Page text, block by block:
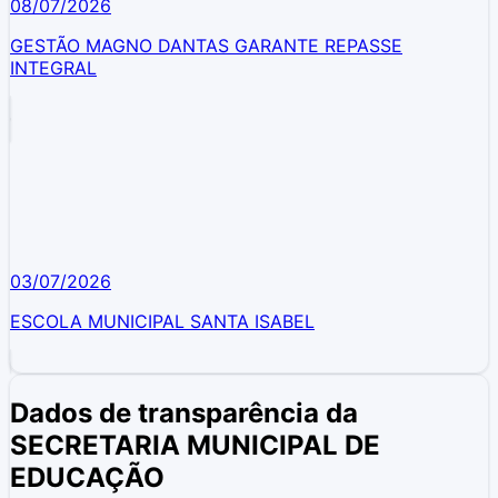
08/07/2026
GESTÃO MAGNO DANTAS GARANTE REPASSE
INTEGRAL
03/07/2026
ESCOLA MUNICIPAL SANTA ISABEL
Dados de transparência da
SECRETARIA MUNICIPAL DE
EDUCAÇÃO